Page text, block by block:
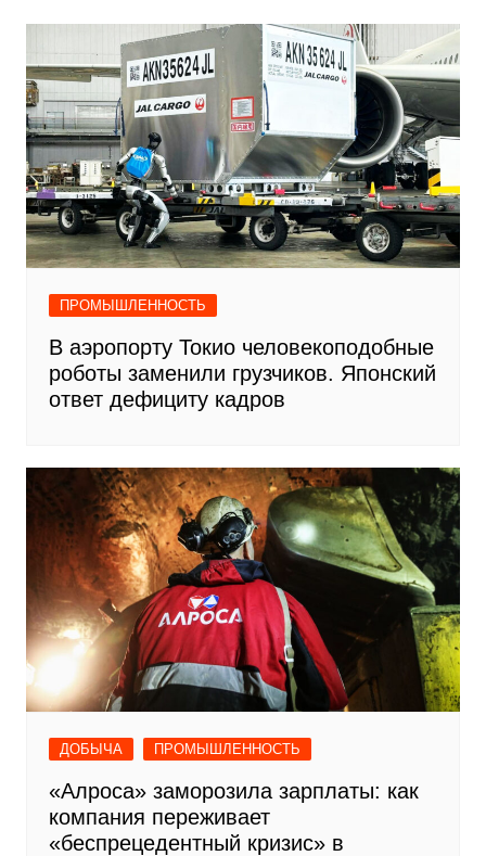
ПРОМЫШЛЕННОСТЬ
В аэропорту Токио человекоподобные
роботы заменили грузчиков. Японский
ответ дефициту кадров
ДОБЫЧА ПРОМЫШЛЕННОСТЬ
«Алроса» заморозила зарплаты: как
компания переживает
«беспрецедентный кризис» в